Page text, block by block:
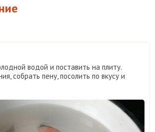
водой и поставить на плиту.
собрать пену, посолить по вкусу и